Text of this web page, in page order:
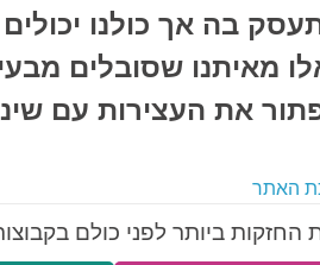
בה אך כולנו
מאיתנו שסובלים
את העצירות עם
האתר
החזקות ביותר לפני כולם